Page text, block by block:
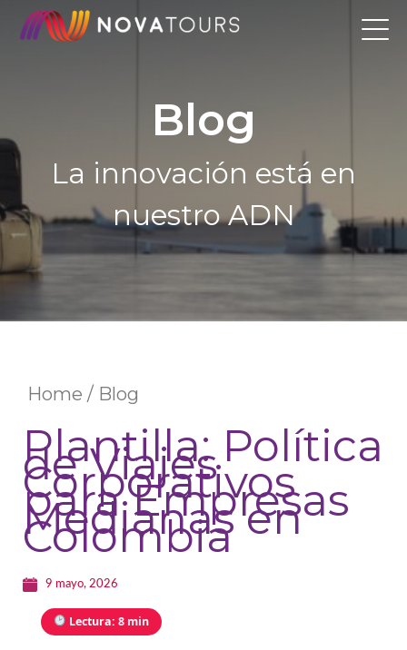
Blog
La innovación está en
nuestro ADN
Home / Blog
Plantilla: Política
de Viajes
Corporativos
para Empresas
Medianas en
Colombia
9 mayo, 2026
Lectura: 8 min